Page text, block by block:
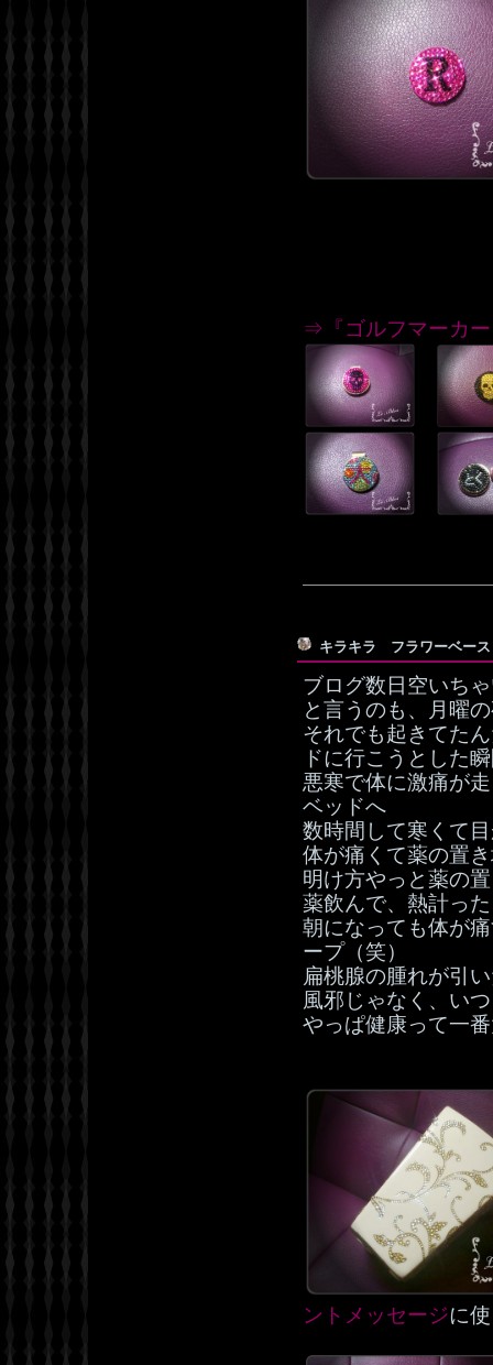
⇒『ゴルフマーカ
キラキラ フラワーベー
ブログ数日空いち
と言うのも、月曜
それでも起きてた
ドに行こうとした
悪寒で体に激痛が
ベッドへ
数時間して寒くて
体が痛くて薬の置
明け方やっと薬の
薬飲んで、熱計っ
朝になっても体が
ープ（笑）
扁桃腺の腫れが引
風邪じゃなく、い
やっぱ健康って一
ントメッセージに